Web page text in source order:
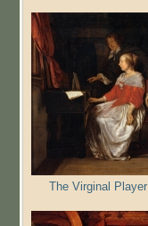
The Virginal Player